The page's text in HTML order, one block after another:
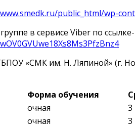
public_html/wp-
в сервисе Viber по ссылке-
«СМК им. Н. Ляпиной» (г.
Форма обучения
очная 3
очная 3